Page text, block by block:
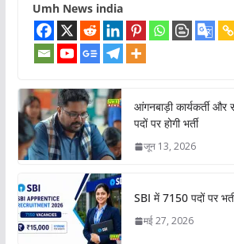
Umh News india
आंगनबाड़ी कार्यकर्ती
पदों पर होगी भर्ती
जून 13, 2026
SBI में 7150 पदों पर
मई 27, 2026